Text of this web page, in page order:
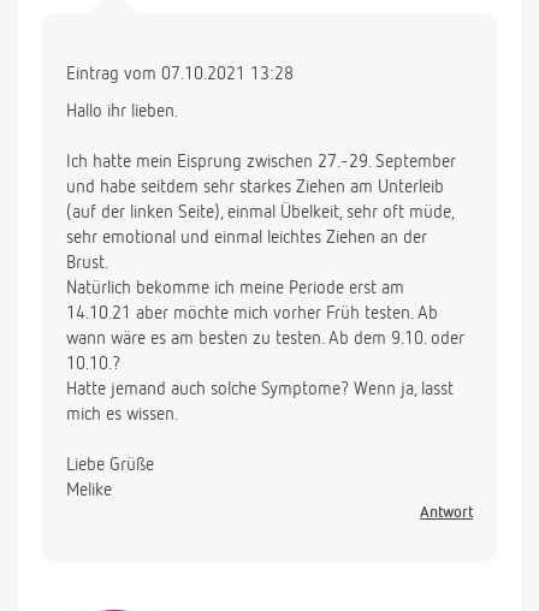
Eintrag vom 07.10.2021 13:28
Hallo ihr lieben.
Ich hatte mein Eisprung zwischen 27.-29. September
und habe seitdem sehr starkes Ziehen am Unterleib
(auf der linken Seite), einmal Übelkeit, sehr oft müde,
sehr emotional und einmal leichtes Ziehen an der
Brust.
Natürlich bekomme ich meine Periode erst am
14.10.21 aber möchte mich vorher Früh testen. Ab
wann wäre es am besten zu testen. Ab dem 9.10. oder
10.10.?
Hatte jemand auch solche Symptome? Wenn ja, lasst
mich es wissen.
Liebe Grüße
Melike
Antwort